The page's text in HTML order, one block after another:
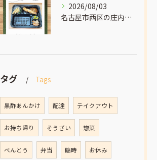
2026/08/03
名古屋市西区の庄内通でオレンジ色の看板が目印のおべんとうオリ...
タグ Tags
黒酢あんかけ 配達 テイクアウト
お持ち帰り そうざい 惣菜
べんとう 弁当 臨時 お休み